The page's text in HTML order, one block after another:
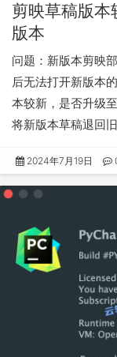
剪映草稿版本
版本
问题：新版本剪映
后无法打开新版本
本较新，是否升级
将新版本草稿退回
2024年7月19日